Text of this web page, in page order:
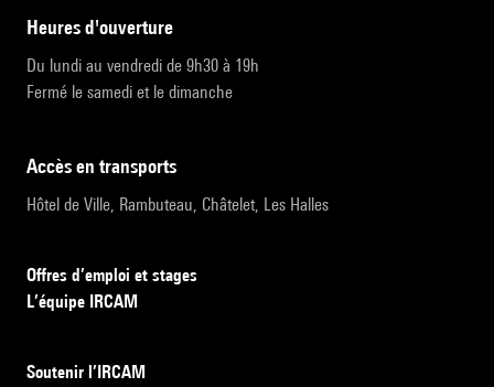
heures d'ouverture
Du lundi au vendredi de 9h30 à 19h
Fermé le samedi et le dimanche
accès en transports
Hôtel de Ville, Rambuteau, Châtelet, Les Halles
Offres d’emploi et stages
L’équipe IRCAM
Soutenir l’IRCAM